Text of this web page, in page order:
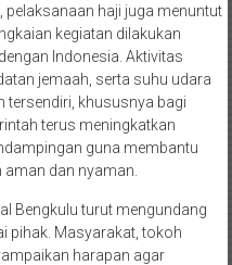
pelaksanaan haji juga menuntut
kegiatan dilakukan
Indonesia. Aktivitas
jemaah, serta suhu udara
tersendiri, khususnya bagi
terus meningkatkan
guna membantu
dan nyaman.
Bengkulu turut mengundang
pihak. Masyarakat, tokoh
harapan agar